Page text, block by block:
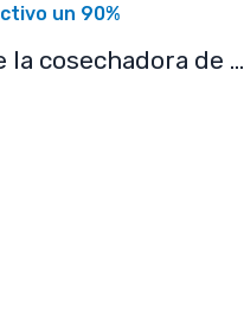
un 90%
la cosechadora de …